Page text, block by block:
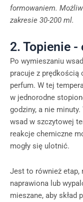
formowaniem.
zakresie 30-200 ml.
2. Topienie -
Po wymieszaniu
pracuje z prędkością
perfum. W tej
w jednorodne
godziny, a nie
wsad w szczytowej
reakcje chemiczne
mogły się ulotnić.
Jest to również
naprawiona lub
mieszane, aby skład